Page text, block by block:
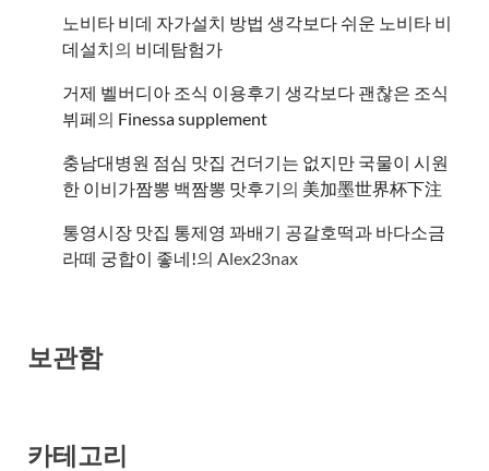
노비타 비데 자가설치 방법 생각보다 쉬운 노비타 비
데설치의 비데탐험가
거제 벨버디아 조식 이용후기 생각보다 괜찮은 조식
뷔페의 ​Finessa supplement
충남대병원 점심 맛집 건더기는 없지만 국물이 시원
한 이비가짬뽕 백짬뽕 맛후기의 美加墨世界杯下注
통영시장 맛집 통제영 꽈배기 공갈호떡과 바다소금
라떼 궁합이 좋네!의 Alex23nax
보관함
카테고리